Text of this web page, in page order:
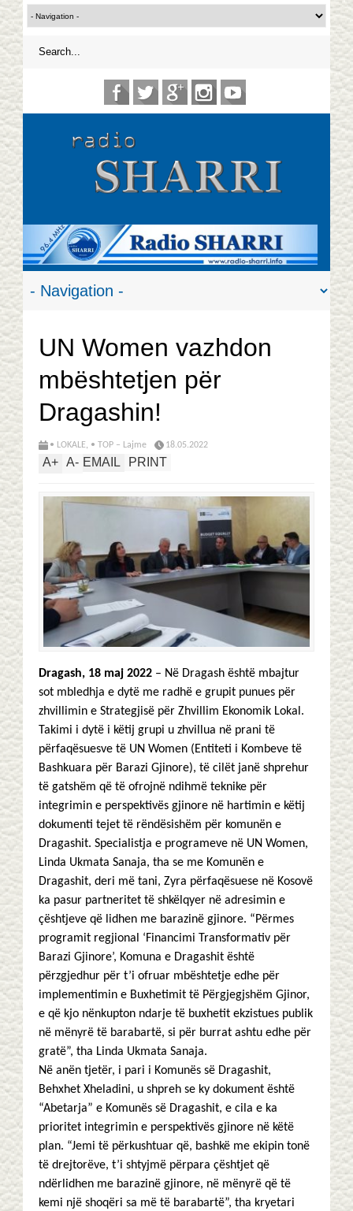
UN Women vazhdon
mbështetjen për
Dragashin!
• LOKALE, • TOP – Lajme 18.05.2022
A+ A- EMAIL PRINT
Dragash, 18 maj 2022 – Në Dragash është mbajtur
sot mbledhja e dytë me radhë e grupit punues për
zhvillimin e Strategjisë për Zhvillim Ekonomik Lokal.
Takimi i dytë i këtij grupi u zhvillua në prani të
përfaqësuesve të UN Women (Entiteti i Kombeve të
Bashkuara për Barazi Gjinore), të cilët janë shprehur
të gatshëm që të ofrojnë ndihmë teknike për
integrimin e perspektivës gjinore në hartimin e këtij
dokumenti tejet të rëndësishëm për komunën e
Dragashit. Specialistja e programeve në UN Women,
Linda Ukmata Sanaja, tha se me Komunën e
Dragashit, deri më tani, Zyra përfaqësuese në Kosovë
ka pasur partneritet të shkëlqyer në adresimin e
çështjeve që lidhen me barazinë gjinore. “Përmes
programit regjional ‘Financimi Transformativ për
Barazi Gjinore’, Komuna e Dragashit është
përzgjedhur për t’i ofruar mbështetje edhe për
implementimin e Buxhetimit të Përgjegjshëm Gjinor,
e që kjo nënkupton ndarje të buxhetit ekzistues publik
në mënyrë të barabartë, si për burrat ashtu edhe për
gratë”, tha Linda Ukmata Sanaja.
Në anën tjetër, i pari i Komunës së Dragashit,
Behxhet Xheladini, u shpreh se ky dokument është
“Abetarja” e Komunës së Dragashit, e cila e ka
prioritet integrimin e perspektivës gjinore në këtë
plan. “Jemi të përkushtuar që, bashkë me ekipin tonë
të drejtorëve, t’i shtyjmë përpara çështjet që
ndërlidhen me barazinë gjinore, në mënyrë që të
kemi një shoqëri sa më të barabartë”, tha kryetari